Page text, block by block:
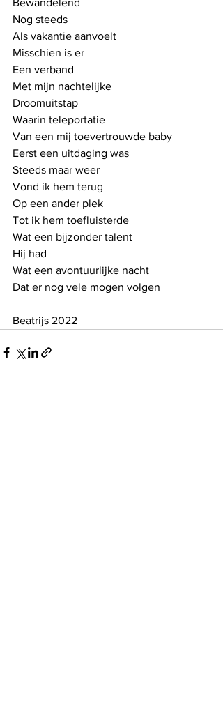
Nog steeds
Als vakantie aanvoelt
Misschien is er
Een verband
Met mijn nachtelijke
Droomuitstap
Waarin teleportatie
Van een mij toevertrouwde baby
Eerst een uitdaging was
Steeds maar weer
Vond ik hem terug
Op een ander plek
Tot ik hem toefluisterde
Wat een bijzonder talent
Hij had
Wat een avontuurlijke nacht
Dat er nog vele mogen volgen
Beatrijs 2022